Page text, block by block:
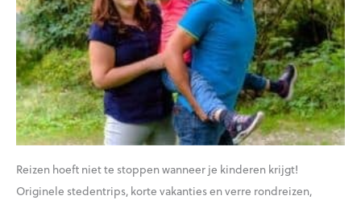
Reizen hoeft niet te stoppen wanneer je kinderen krijgt!
Originele stedentrips, korte vakanties en verre rondreizen,